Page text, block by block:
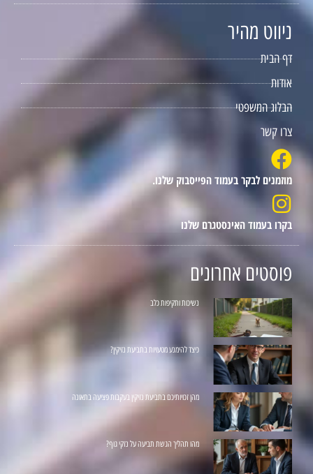
ניווט מהיר
דף הבית
אודות
הבלוג המשפטי
צרו קשר
מוזמנים לבקר בעמוד הפייסבוק שלנו.
בקרו בעמוד האינסטגרם שלנו
פוסטים אחרונים
נשיכות ותקיפות כלב
כיצד להימנע מטעויות בתביעת נזיקין?
מהן זכויותיכם בתביעת נזיקין בעקבות פציעה בתאונה
מהו תהליך הגשת תביעה על נזקי גוף?